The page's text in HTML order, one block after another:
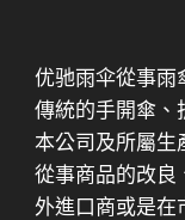
优驰雨伞從事雨
傳統的手開傘、
本公司及所屬生
從事商品的改良
外進口商或是在